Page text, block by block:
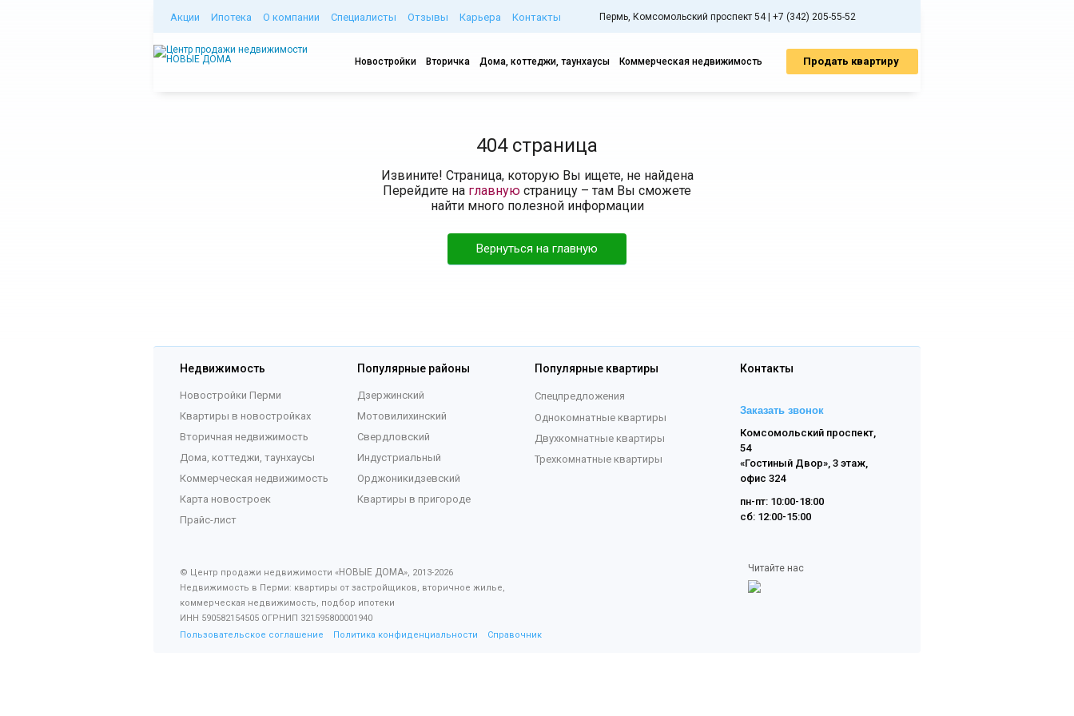
Акции Ипотека О компании Специалисты Отзывы Карьера Контакты Пермь, Комсомольский проспект 54 | +7 (342) 205-55-52
Новостройки Вторичка Дома, коттеджи, таунхаусы Коммерческая недвижимость Продать квартиру
404 страница
Извините! Страница, которую Вы ищете, не найдена
Перейдите на главную страницу – там Вы сможете
найти много полезной информации
Вернуться на главную
Недвижимость
Новостройки Перми
Квартиры в новостройках
Вторичная недвижимость
Дома, коттеджи, таунхаусы
Коммерческая недвижимость
Карта новостроек
Прайс-лист
Популярные районы
Дзержинский
Мотовилихинский
Свердловский
Индустриальный
Орджоникидзевский
Квартиры в пригороде
Популярные квартиры
Спецпредложения
Однокомнатные квартиры
Двухкомнатные квартиры
Трехкомнатные квартиры
Контакты
Заказать звонок
Комсомольский проспект,
54
«Гостиный Двор», 3 этаж,
офис 324
пн-пт: 10:00-18:00
сб: 12:00-15:00
© Центр продажи недвижимости «НОВЫЕ ДОМА», 2013-2026
Недвижимость в Перми: квартиры от застройщиков, вторичное жилье,
коммерческая недвижимость, подбор ипотеки
ИНН 590582154505 ОГРНИП 321595800001940
Пользовательское соглашение
Политика конфиденциальности Справочник
Читайте нас